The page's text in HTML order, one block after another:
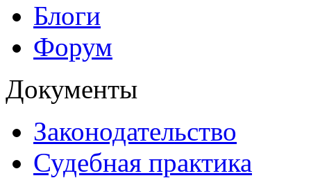
Блоги
Форум
Документы
Законодательство
Судебная практика